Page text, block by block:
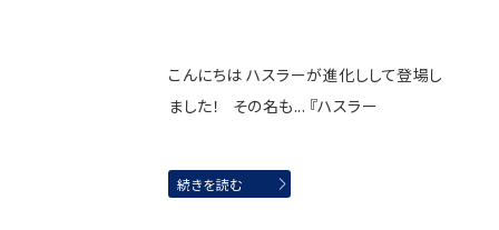
こんにちは ハスラーが進化しして登場し
ました！ その名も... 『ハスラー
続きを読む